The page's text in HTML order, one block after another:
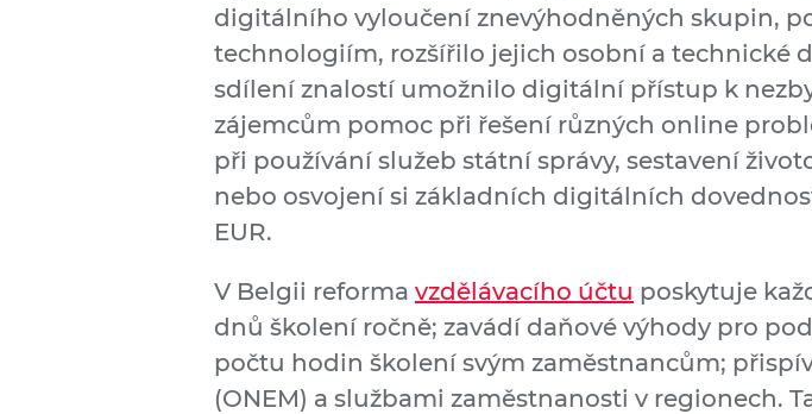
digitálního vyloučení znevýhodněných skupin,
technologiím, rozšířilo jejich osobní a technické
sdílení znalostí umožnilo digitální přístup k
zájemcům pomoc při řešení různých online
při používání služeb státní správy, sestavení
nebo osvojení si základních digitálních
EUR.
V Belgii reforma vzdělávacího účtu poskytuje
dnů školení ročně; zavádí daňové výhody pro
počtu hodin školení svým zaměstnancům;
(ONEM) a službami zaměstnanosti v regionech.